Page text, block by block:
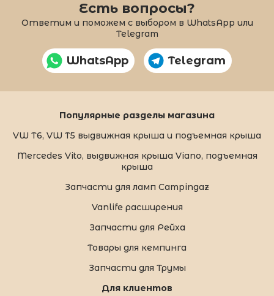
Есть вопросы?
Ответим и поможем с выбором в WhatsApp или
Telegram
WhatsApp Telegram
Популярные разделы магазина
VW T6, VW T5 выдвижная крыша и подъемная крыша
Mercedes Vito, выдвижная крыша Viano, подъемная
крыша
Запчасти для ламп Campingaz
Vanlife расширения
Запчасти для Рейха
Товары для кемпинга
Запчасти для Трумы
Для клиентов